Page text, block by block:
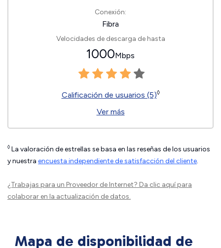
Conexión:
Fibra
Velocidades de descarga de hasta
1000Mbps
Calificación de usuarios (5)◊
Ver más
◊ La valoración de estrellas se basa en las reseñas de los usuarios
y nuestra encuesta independiente de satisfacción del cliente.
¿Trabajas para un Proveedor de Internet? Da clic aquípara
colaborar en la actualización de datos.
Mapa de disponibilidad de